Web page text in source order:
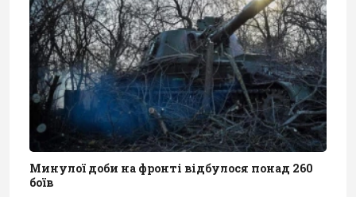
Минулої доби на фронті відбулося понад 260
боїв